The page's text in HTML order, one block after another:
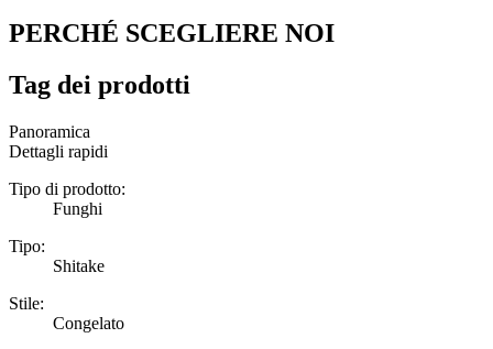
PERCHÉ SCEGLIERE NOI
Tag dei prodotti
Panoramica
Dettagli rapidi
Tipo di prodotto:
Funghi
Tipo:
Shitake
Stile:
Congelato